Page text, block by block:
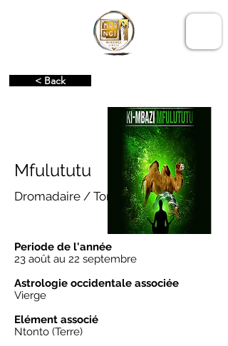
< Back
Mfulututu
Dromadaire / Tortue
Periode de l'année
23 août au 22 septembre
Astrologie occidentale associée
Vierge
Elément associé
Ntonto (Terre)